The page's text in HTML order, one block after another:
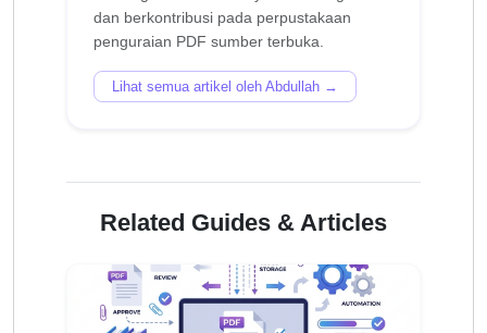
dan berkontribusi pada perpustakaan
Lihat semua artikel oleh Abdullah →
Related Guides & Articles